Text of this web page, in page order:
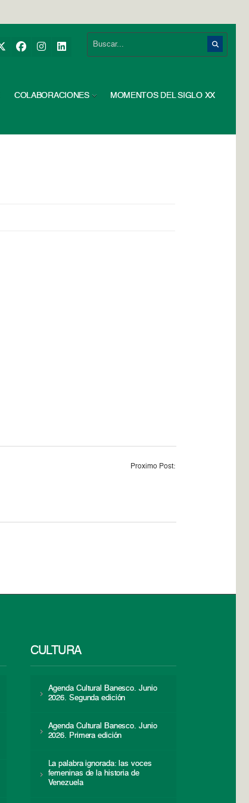
COLABORACIONES MOMENTOS DEL SIGLO XX
Proximo Post:
CULTURA
Agenda Cultural Banesco. Junio
2026. Segunda edición
Agenda Cultural Banesco. Junio
2026. Primera edición
La palabra ignorada: las voces
femeninas de la historia de
Venezuela